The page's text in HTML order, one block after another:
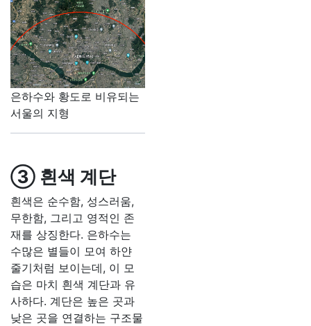
은하수와 황도로 비유되는
서울의 지형
③ 흰색 계단
흰색은 순수함, 성스러움,
무한함, 그리고 영적인 존
재를 상징한다. 은하수는
수많은 별들이 모여 하얀
줄기처럼 보이는데, 이 모
습은 마치 흰색 계단과 유
사하다. 계단은 높은 곳과
낮은 곳을 연결하는 구조물